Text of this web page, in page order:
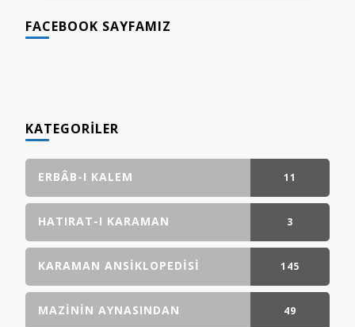
FACEBOOK SAYFAMIZ
KATEGORILER
ERBÂB-I KALEM 11
GÖNDERI(LER)
HATIRAT-I KARAMAN 3
GÖNDERI(LER)
KARAMAN ANSIKLOPEDISI 145
GÖNDERI(LER)
MAZININ AYNASINDAN 49